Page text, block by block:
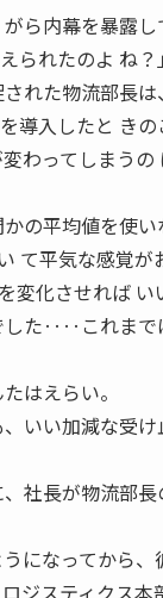
ら内幕を暴露し
られたのよ ね
れた物流部長
導入したと き
わってしまう
の平均値を使
て平気な感覚が
変化させれば
た‥‥これまで
はえらい。
いい加減な受
社長が物流部長
になってから、
ジスティクス